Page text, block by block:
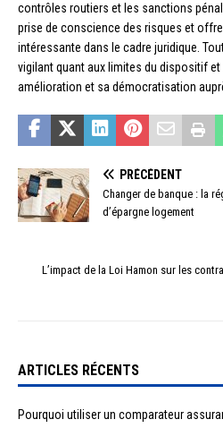
contrôles routiers et les sanctions
prise de conscience des risques et
intéressante dans le cadre juridique.
vigilant quant aux limites du dispositif
amélioration et sa démocratisation
PRÉCÉDENT
Changer de banque : la
d’épargne logement
L’impact de la Loi Hamon sur les
ARTICLES RÉCENTS
Pourquoi utiliser un comparateur